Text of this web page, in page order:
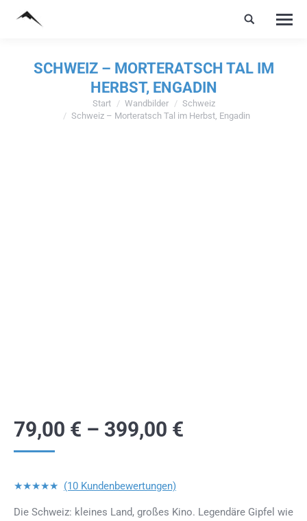
SCHWEIZ – MORTERATSCH TAL IM
HERBST, ENGADIN
Sie befinden sich hier:
Start Wandbilder
Schweiz
Schweiz – Morteratsch Tal im Herbst, Engadin
79,00 € – 399,00 €
★★★★★ (10 Kundenbewertungen)
Die Schweiz: kleines Land, großes Kino. Legendäre Gipfel wie